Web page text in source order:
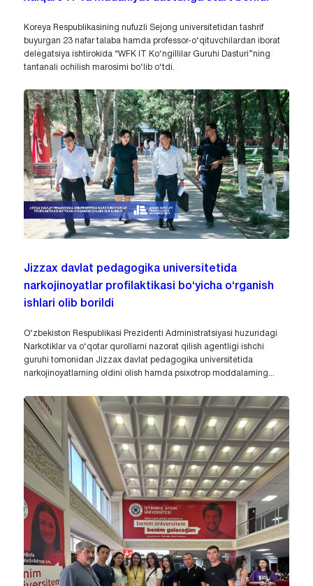
Koreya Respublikasining nufuzli Sejong universitetidan tashrif
buyurgan 23 nafar talaba hamda professor-o‘qituvchilardan iborat
delegatsiya ishtirokida “WFK IT Ko‘ngillilar Guruhi Dasturi”ning
tantanali ochilish marosimi bo‘lib o‘tdi.
Jizzax davlat pedagogika universitetida
narkojinoyatlar profilaktikasi bo‘yicha o‘rganish
ishlari olib borildi
O‘zbekiston Respublikasi Prezidenti Administratsiyasi huzuridagi
Narkotiklar va o‘qotar qurollarni nazorat qilish agentligi ishchi
guruhi tomonidan Jizzax davlat pedagogika universitetida
narkojinoyatlarning oldini olish hamda psixotrop moddalarning...